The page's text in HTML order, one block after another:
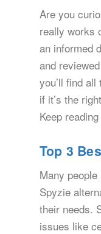
Are you
really works
an informed
and
you’ll find
if it’s the
Keep
Top 3
Many
Spyzie
their needs.
issues like